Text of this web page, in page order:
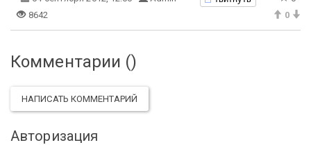
8642
0
Комментарии ()
НАПИСАТЬ КОММЕНТАРИЙ
Авторизация